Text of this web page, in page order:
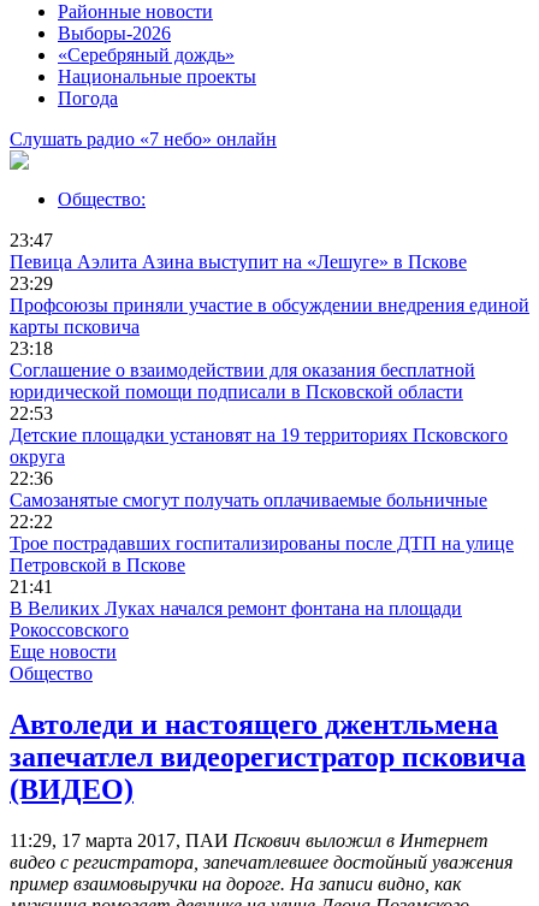
Районные новости
Выборы-2026
«Серебряный дождь»
Национальные проекты
Погода
Слушать радио «7 небо» онлайн
Общество:
23:47
Певица Аэлита Азина выступит на «Лешуге» в Пскове
23:29
Профсоюзы приняли участие в обсуждении внедрения единой
карты псковича
23:18
Соглашение о взаимодействии для оказания бесплатной
юридической помощи подписали в Псковской области
22:53
Детские площадки установят на 19 территориях Псковского
округа
22:36
Самозанятые смогут получать оплачиваемые больничные
22:22
Трое пострадавших госпитализированы после ДТП на улице
Петровской в Пскове
21:41
В Великих Луках начался ремонт фонтана на площади
Рокоссовского
Еще новости
Общество
Автоледи и настоящего джентльмена
запечатлел видеорегистратор псковича
(ВИДЕО)
11:29, 17 марта 2017, ПАИ Пскович выложил в Интернет
видео с регистратора, запечатлевшее достойный уважения
пример взаимовыручки на дороге. На записи видно, как